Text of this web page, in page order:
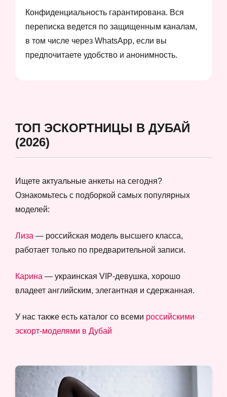
Конфиденциальность гарантирована. Вся
переписка ведется по защищенным каналам,
в том числе через WhatsApp, если вы
предпочитаете удобство и анонимность.
ТОП ЭСКОРТНИЦЫ В ДУБАЙ
(2026)
Ищете актуальные анкеты на сегодня?
Ознакомьтесь с подборкой самых популярных
моделей:
Лиза — российская модель высшего класса,
работает только по предварительной записи.
Карина — украинская VIP-девушка, хорошо
владеет английским, элегантная и сдержанная.
У нас также есть каталог со всеми российскими
эскорт-моделями в Дубай